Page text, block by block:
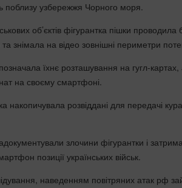
поблизу узбережжя Чорного моря.
об’єктів фігурантка пішки проводила
знімала на відео зовнішні периметри
їхнє розташування на гугл-картах,
на своєму смартфоні.
накопичувала розвіддані для передачі
злочини фігурантки і
позиції українських військ.
наведенням повітряних атак рф